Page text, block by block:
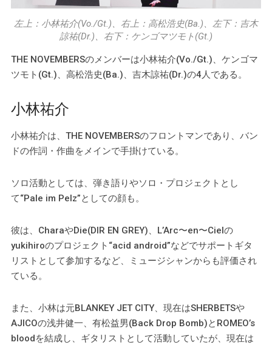
左上：小林祐介(Vo./Gt.)、右上：高松浩史(Ba.)、左下：吉木
諒祐(Dr.)、右下：ケンゴマツモト(Gt.)
THE NOVEMBERSのメンバーは小林祐介(Vo./Gt.)、ケンゴマ
ツモト(Gt.)、高松浩史(Ba.)、吉木諒祐(Dr.)の4人である。
小林祐介
小林祐介は、THE NOVEMBERSのフロントマンであり、バン
ドの作詞・作曲をメインで手掛けている。
ソロ活動としては、弾き語りやソロ・プロジェクトとし
て“Pale im Pelz”としての顔も。
彼は、CharaやDie(DIR EN GREY)、L’Arc〜en〜Cielの
yukihiroのプロジェクト“acid android”などでサポートギタ
リストとして参加するなど、ミュージシャンからも評価され
ている。
また、小林は元BLANKEY JET CITY、現在はSHERBETSや
AJICOの浅井健一、有松益男(Back Drop Bomb)とROMEO’s
bloodを結成し、ギタリストとして活動していたが、現在は